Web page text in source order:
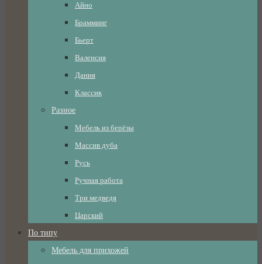
Айно
Брамминг
Бьерт
Валенсия
Дания
Классик
Разное
Мебель из берёзы
Массив дуба
Русь
Ручная работа
Три медведя
Царский
По типу
Мебель для прихожей